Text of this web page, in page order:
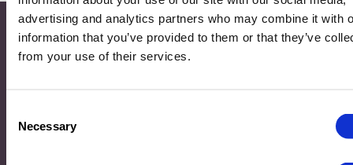
advertising and analytics partners who may combine it with
information that you’ve provided to them or that they’ve
from your use of their services.
Selection
Necessary